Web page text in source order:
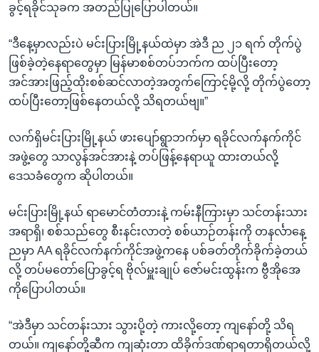
ခွင့်ရခိုင်သုခက အတည်ပြုပြောပါတယ်။
“ဒီနေ့မှာလည်းပဲ မင်းပြားမြို့နယ်ထဲမှာ အဲဒီ ည ၂၁ ရက် တိုက်ပွဲ
ဖြစ်ခဲ့တဲ့နေရာတွေမှာ မြန်မာစစ်တပ်ဘက်က ထပ်ပြီးတော့
အင်အားဖြည့်ထိုးစစ်ဆင်လာတဲ့အတွက်ကြောင့်မို့လို့ တိုက်ပွဲတော့
ထပ်ပြီးတော့ဖြစ်နေတယ်လို့ သိရတယ်ဗျ။”
လက်ရှိမင်းပြားမြို့နယ် ဖားပျော်ရွာဘက်မှာ ရခိုင်လက်နက်ကိုင်
အဖွဲ့တွေ သာလွန်အင်အားနဲ့ တပ်ဖြန့်နေရာယူ ထားတယ်လို့
ဒေသခံတွေက ဆိုပါတယ်။
မင်းပြားမြို့နယ် ရာမောင်တံတားနဲ့ ကမ်းနီကြားမှာ သင်တန်းသား
အရာရှိ၊ စစ်သည်တွေ စီးနင်းလာတဲ့ စစ်ယာဉ်တန်းကို တနင်္လာနေ့
ညမှာ AA ရခိုင်လက်နက်ကိုင်အဖွဲ့ကနေ ပစ်ခတ်တိုက်ခိုက်ခဲ့တယ်
လို့ တပ်မတော်ပြောခွင့်ရ ဗိုလ်မှူးချုပ် ဇော်မင်းထွန်းက ဗွီအိုအေ
ကိုပြောပါတယ်။
“အဲဒီမှာ သင်တန်းသား သွားပို့တဲ့ ကားလို့တော့ ကျနော်တို့ သိရ
တယ်။ ကျနော်တို့ဆီက ကျဆုံးတာ ထိခိုက်ဒဏ်ရာရတာရှိတယ်လို့